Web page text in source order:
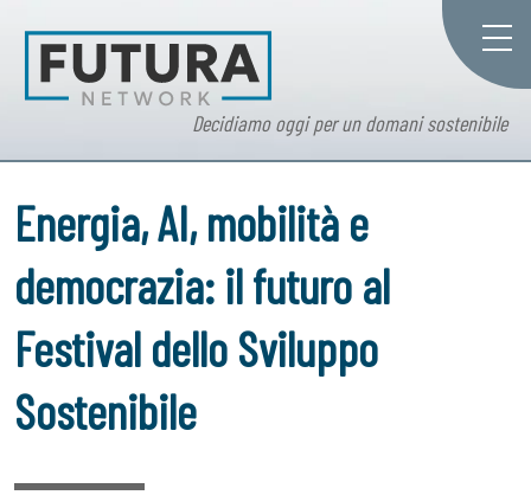
Decidiamo oggi per un domani sostenibile
Energia, AI, mobilità e
democrazia: il futuro al
Festival dello Sviluppo
Sostenibile